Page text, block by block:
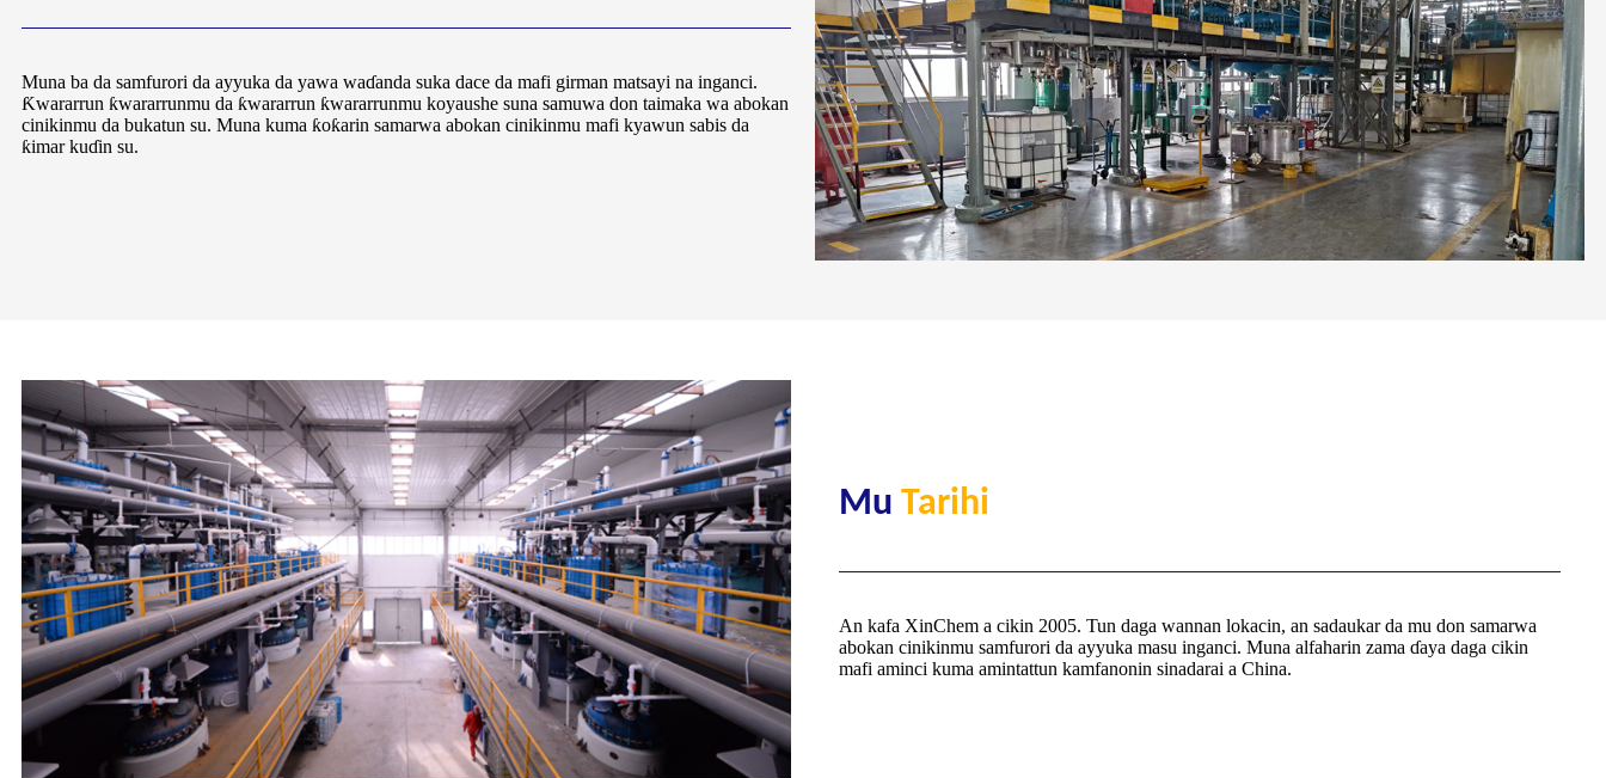
Muna ba da samfurori da ayyuka da yawa waɗanda suka dace da mafi girman matsayi na inganci.
Ƙwararrun ƙwararrunmu da ƙwararrun ƙwararrunmu koyaushe suna samuwa don taimaka wa abokan
cinikinmu da bukatun su. Muna kuma ƙoƙarin samarwa abokan cinikinmu mafi kyawun sabis da
ƙimar kuɗin su.
Mu Tarihi
An kafa XinChem a cikin 2005. Tun daga wannan lokacin, an sadaukar da mu don samarwa
abokan cinikinmu samfurori da ayyuka masu inganci. Muna alfaharin zama ɗaya daga cikin
mafi aminci kuma amintattun kamfanonin sinadarai a China.